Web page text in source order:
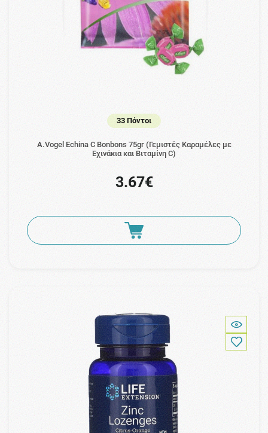
33 Πόντοι
A.Vogel Echina C Bonbons 75gr (Γεμιστές Καραμέλες με
Εχινάκια και Βιταμίνη C)
3.67€